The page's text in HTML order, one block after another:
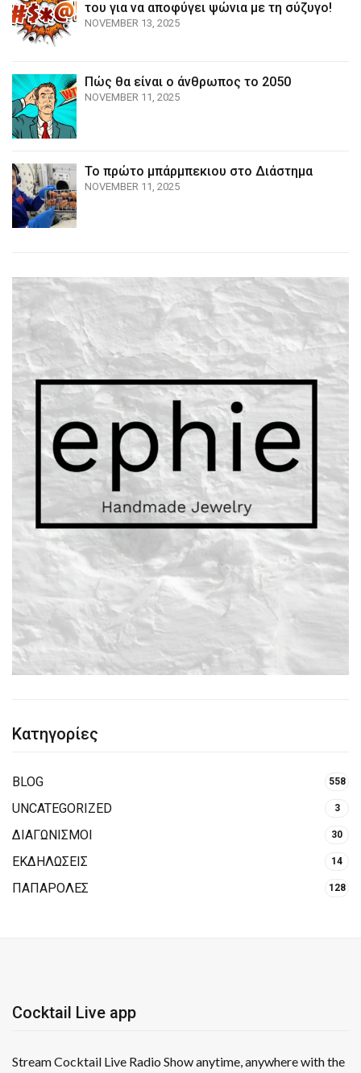
του για να αποφύγει ψώνια με τη σύζυγο!
NOVEMBER 13, 2025
Πώς θα είναι ο άνθρωπος το 2050
NOVEMBER 11, 2025
Το πρώτο μπάρμπεκιου στο Διάστημα
NOVEMBER 11, 2025
Κατηγορίες
BLOG 558
UNCATEGORIZED 3
ΔΙΑΓΩΝΙΣΜΟΙ 30
ΕΚΔΗΛΩΣΕΙΣ 14
ΠΑΠΑΡΟΛΕΣ 128
Cocktail Live app
Stream Cocktail Live Radio Show anytime, anywhere with the